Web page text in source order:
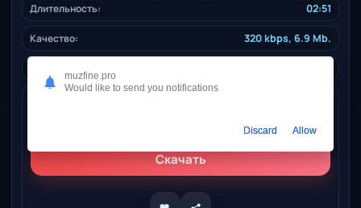
Длительность: 02:51
Качество: 320 kbps, 6.9 Mb.
Скачать
muzfine.pro
Would like to send you notifications
Discard Allow